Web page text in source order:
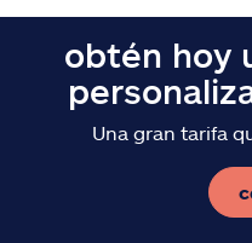
obtén hoy
Una gran tarifa